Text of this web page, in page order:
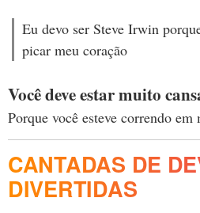
Eu devo ser Steve Irwin
picar meu coração
Você deve estar muito
Porque você esteve correndo
CANTADAS DE
DIVERTIDAS